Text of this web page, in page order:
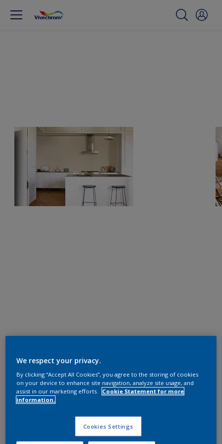
We respect your privacy.
By clicking “Accept All Cookies”, you agree to the storing of cookies
on your device to enhance site navigation, analyze site usage, and
assist in our marketing efforts.
Cookie Statement for more
information.
Cookies Settings